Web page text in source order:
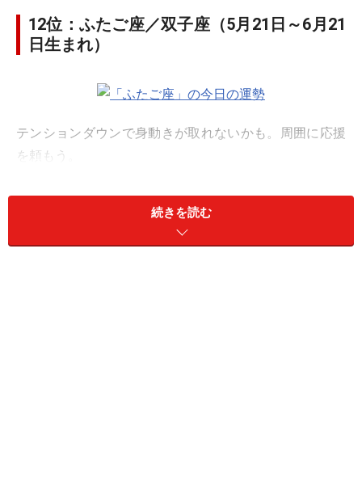
12位：ふたご座／双子座（5月21日～6月21
日生まれ）
テンションダウンで身動きが取れないかも。周囲に応援
を頼もう。
続きを読む